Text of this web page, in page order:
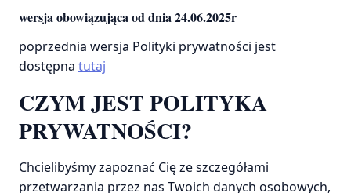
wersja obowiązująca od dnia 24.06.2025r
poprzednia wersja Polityki prywatności jest
dostępna tutaj
CZYM JEST POLITYKA
PRYWATNOŚCI?
Chcielibyśmy zapoznać Cię ze szczegółami
przetwarzania przez nas Twoich danych osobowych,